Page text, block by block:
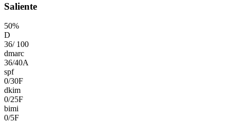
Saliente
50%
D
36/ 100
dmarc
36/40A
spf
0/30F
dkim
0/25F
bimi
0/5F